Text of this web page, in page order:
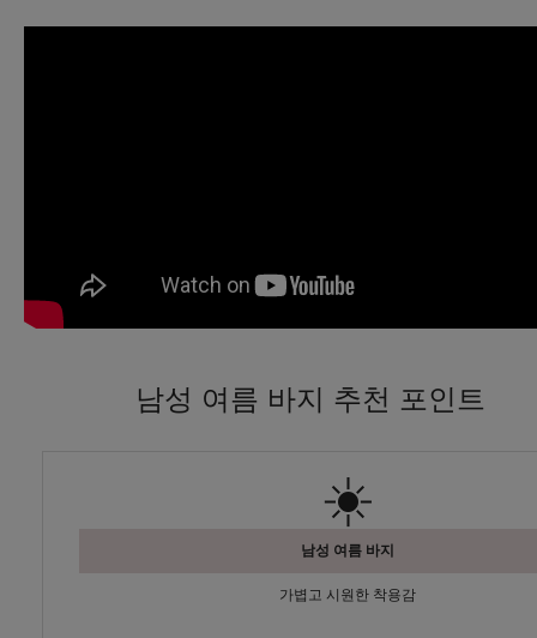
남성 여름 바지 추천 포인트
☀️
남성 여름 바지
가볍고 시원한 착용감